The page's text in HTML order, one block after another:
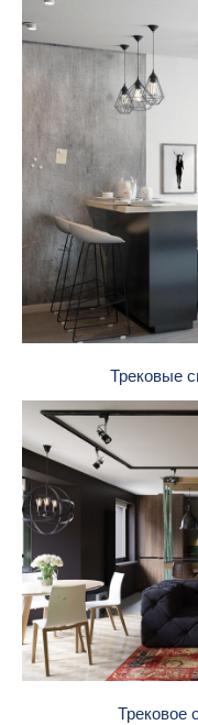
Трековые
Трековое